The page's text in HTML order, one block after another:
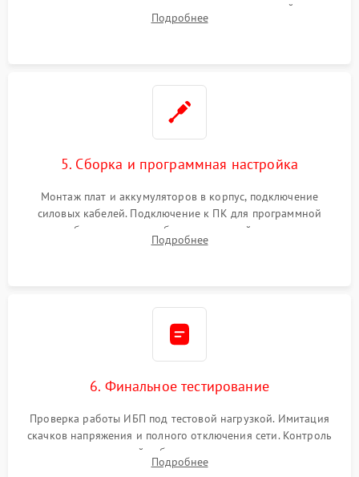
цепи зарядки и монтаж новых радиодеталей.
Восстановление поврежденных токоведущих дорожек и
Подробнее
5. Сборка и программная настройка
Монтаж плат и аккумуляторов в корпус, подключение
силовых кабелей. Подключение к ПК для программной
калибровки констант батареи, настройки порогов
срабатывания AVR и сброса счетчиков старения АКБ.
Подробнее
6. Финальное тестирование
Проверка работы ИБП под тестовой нагрузкой. Имитация
скачков напряжения и полного отключения сети. Контроль
времени автономной работы, температурного режима и
корректности формы выходного сигнала.
Подробнее